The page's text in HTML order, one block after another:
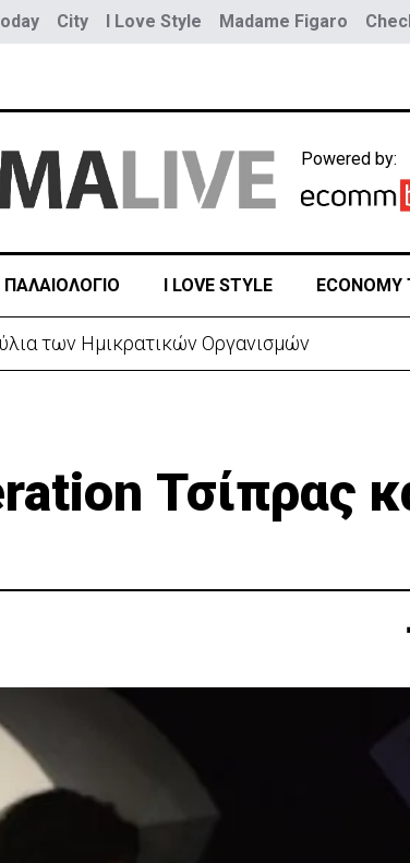
City I Love Style Madame Figaro
Powered by:
ΠΑΛΑΙΟΛΟΓΙΟ I LOVE STYLE ECONOMY
Οι αγχωμένοι και οι πιο.. χαλαροί (vid)
Τσίπρας